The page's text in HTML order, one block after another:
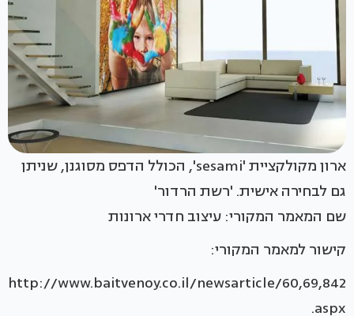
ארון מקולקציית 'sesami', הכולל הדפס מסוגנן, שניתן
גם לבחירה אישית. 'רשת הרדור'
שם המאמר המקורי: עיצוב חדרי ארונות
קישור למאמר המקורי:
http://www.baitvenoy.co.il/newsarticle/60,69,842
.aspx